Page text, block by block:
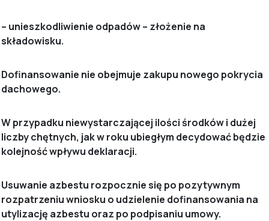
– unieszkodliwienie odpadów – złożenie na
składowisku.
Dofinansowanie nie obejmuje zakupu nowego pokrycia
dachowego.
W przypadku niewystarczającej ilości środków i dużej
liczby chętnych, jak w roku ubiegłym decydować będzie
kolejność wpływu deklaracji.
Usuwanie azbestu rozpocznie się po pozytywnym
rozpatrzeniu wniosku o udzielenie dofinansowania na
utylizację azbestu oraz po podpisaniu umowy.